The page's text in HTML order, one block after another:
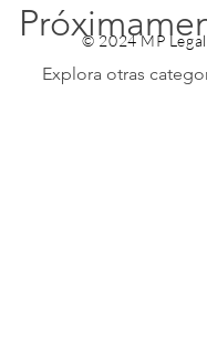
Explora otras
© 2024 MP